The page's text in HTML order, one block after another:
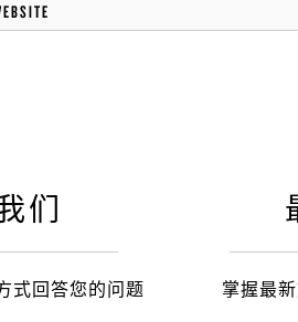
们
式回答您的问题 掌握最